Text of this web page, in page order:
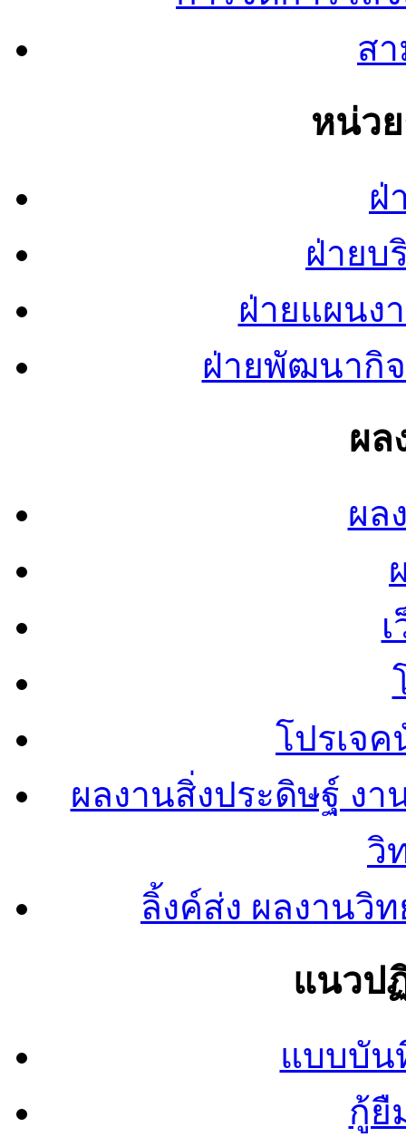
ส
หน่ว
ฝ่
ฝ่ายบ
ฝ่ายแผนง
ฝ่ายพัฒนากิ
ผล
ผล
โปรเจ
ผลงานสิ่งประดิษฐ์ งา
วิ
ลิ้งค์ส่ง ผลงานวิ
แนวป
แบบบัน
กู้ยื